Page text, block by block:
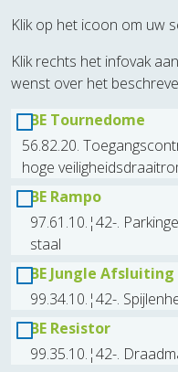
Klik op het icoon om uw
Klik rechts het infovak
wenst over het
BE Tournedome
56.82.20.
hoge
BE Rampo
97.61.10.¦42-.
staal
BE Jungle Afsluiting
99.34.10.¦42-.
BE Resistor
99.35.10.¦42-.